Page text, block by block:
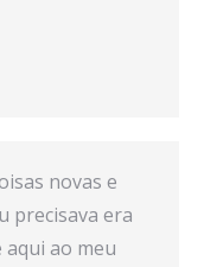
novas e
precisava era
ao meu